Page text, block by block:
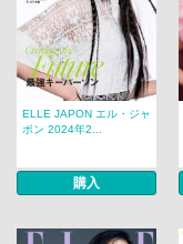
ELLE JAPON エル・ジャ
ポン 2024年2...
購入